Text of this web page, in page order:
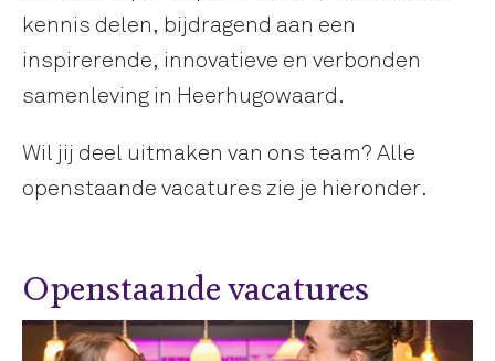
kennis delen, bijdragend aan een
inspirerende, innovatieve en verbonden
samenleving in Heerhugowaard.
Wil jij deel uitmaken van ons team? Alle
openstaande vacatures zie je hieronder.
Openstaande vacatures